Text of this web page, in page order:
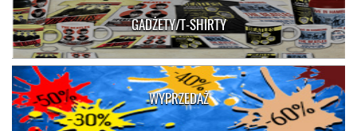
GADŻETY/T-SHIRTY
WYPRZEDAŻ